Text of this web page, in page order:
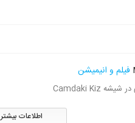
فیلم و انیمیشن
اطلاعات بیشتر